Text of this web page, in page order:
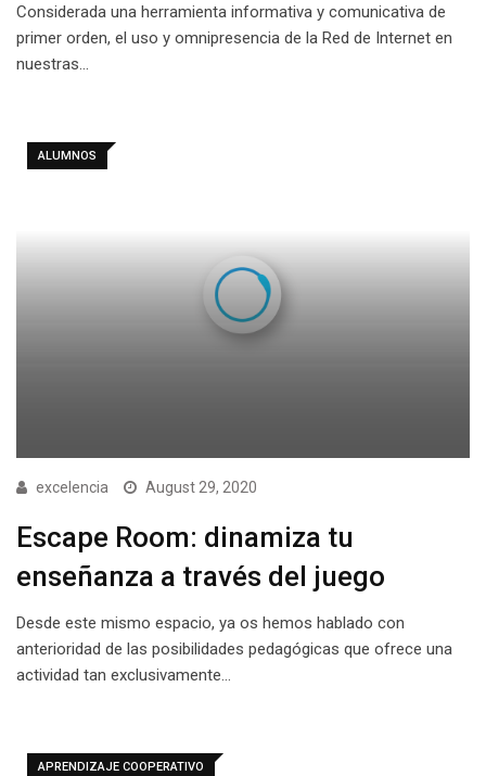
Considerada una herramienta informativa y comunicativa de
primer orden, el uso y omnipresencia de la Red de Internet en
nuestras…
ALUMNOS
excelencia August 29, 2020
Escape Room: dinamiza tu
enseñanza a través del juego
Desde este mismo espacio, ya os hemos hablado con
anterioridad de las posibilidades pedagógicas que ofrece una
actividad tan exclusivamente…
APRENDIZAJE COOPERATIVO